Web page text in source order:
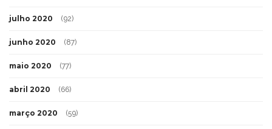
julho 2020 (92)
junho 2020 (87)
maio 2020 (77)
abril 2020 (66)
março 2020 (59)